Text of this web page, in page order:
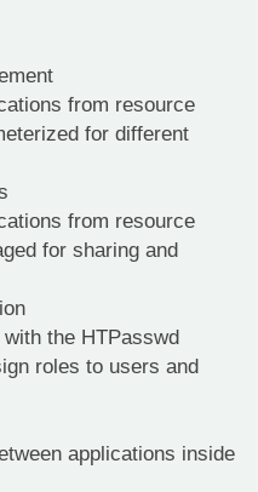
from resource
for different
from resource
for sharing and
the HTPasswd
roles to users and
applications inside